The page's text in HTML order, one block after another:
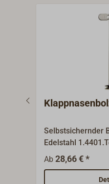
Selbstsichernder
Edelstahl
Ausführung,
"Nase" wird
Feder sicher
Ab28,66 € *